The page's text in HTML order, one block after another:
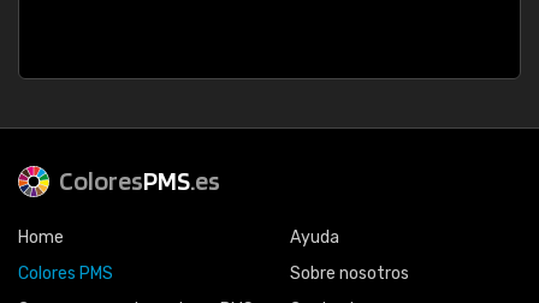
ColoresPMS.es
Home
Colores PMS
Ayuda
Sobre nosotros